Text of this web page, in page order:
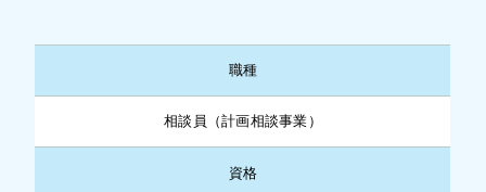
職種
相談員（計画相談事業）
資格